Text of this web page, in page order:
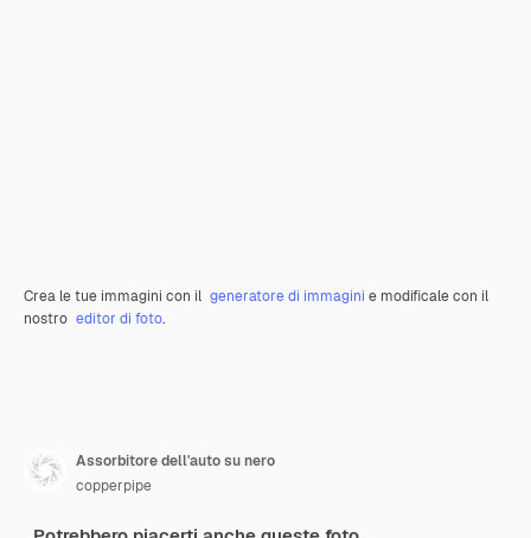
Crea le tue immagini con il generatore di immagini e modificale con il
nostro editor di foto.
Assorbitore dell'auto su nero
copperpipe